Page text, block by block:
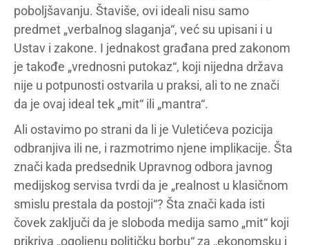
poboljšavanju. Štaviše, ovi ideali nisu samo
predmet „verbalnog slaganja“, već su upisani i u
Ustav i zakone. I jednakost građana pred zakonom
je takođe „vrednosni putokaz“, koji nijedna država
nije u potpunosti ostvarila u praksi, ali to ne znači
da je ovaj ideal tek „mit“ ili „mantra“.
Ali ostavimo po strani da li je Vuletićeva pozicija
odbranjiva ili ne, i razmotrimo njene implikacije. Šta
znači kada predsednik Upravnog odbora javnog
medijskog servisa tvrdi da je „realnost u klasičnom
smislu prestala da postoji“? Šta znači kada isti
čovek zaključi da je sloboda medija samo „mit“ koji
prikriva „ogoljenu političku borbu“ za „ekonomsku i